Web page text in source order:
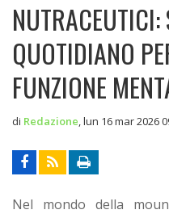
QUOTIDIANO
FUNZIONE
di Redazione lun 16 mar 2026
Nel mondo della